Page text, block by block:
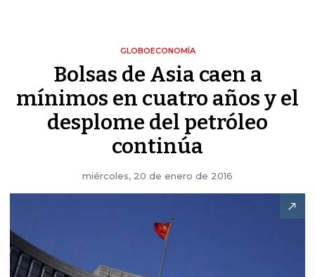
GLOBOECONOMÍA
Bolsas de Asia caen a
mínimos en cuatro años y el
desplome del petróleo
continúa
miércoles, 20 de enero de 2016